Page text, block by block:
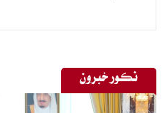
نڪور خبرون